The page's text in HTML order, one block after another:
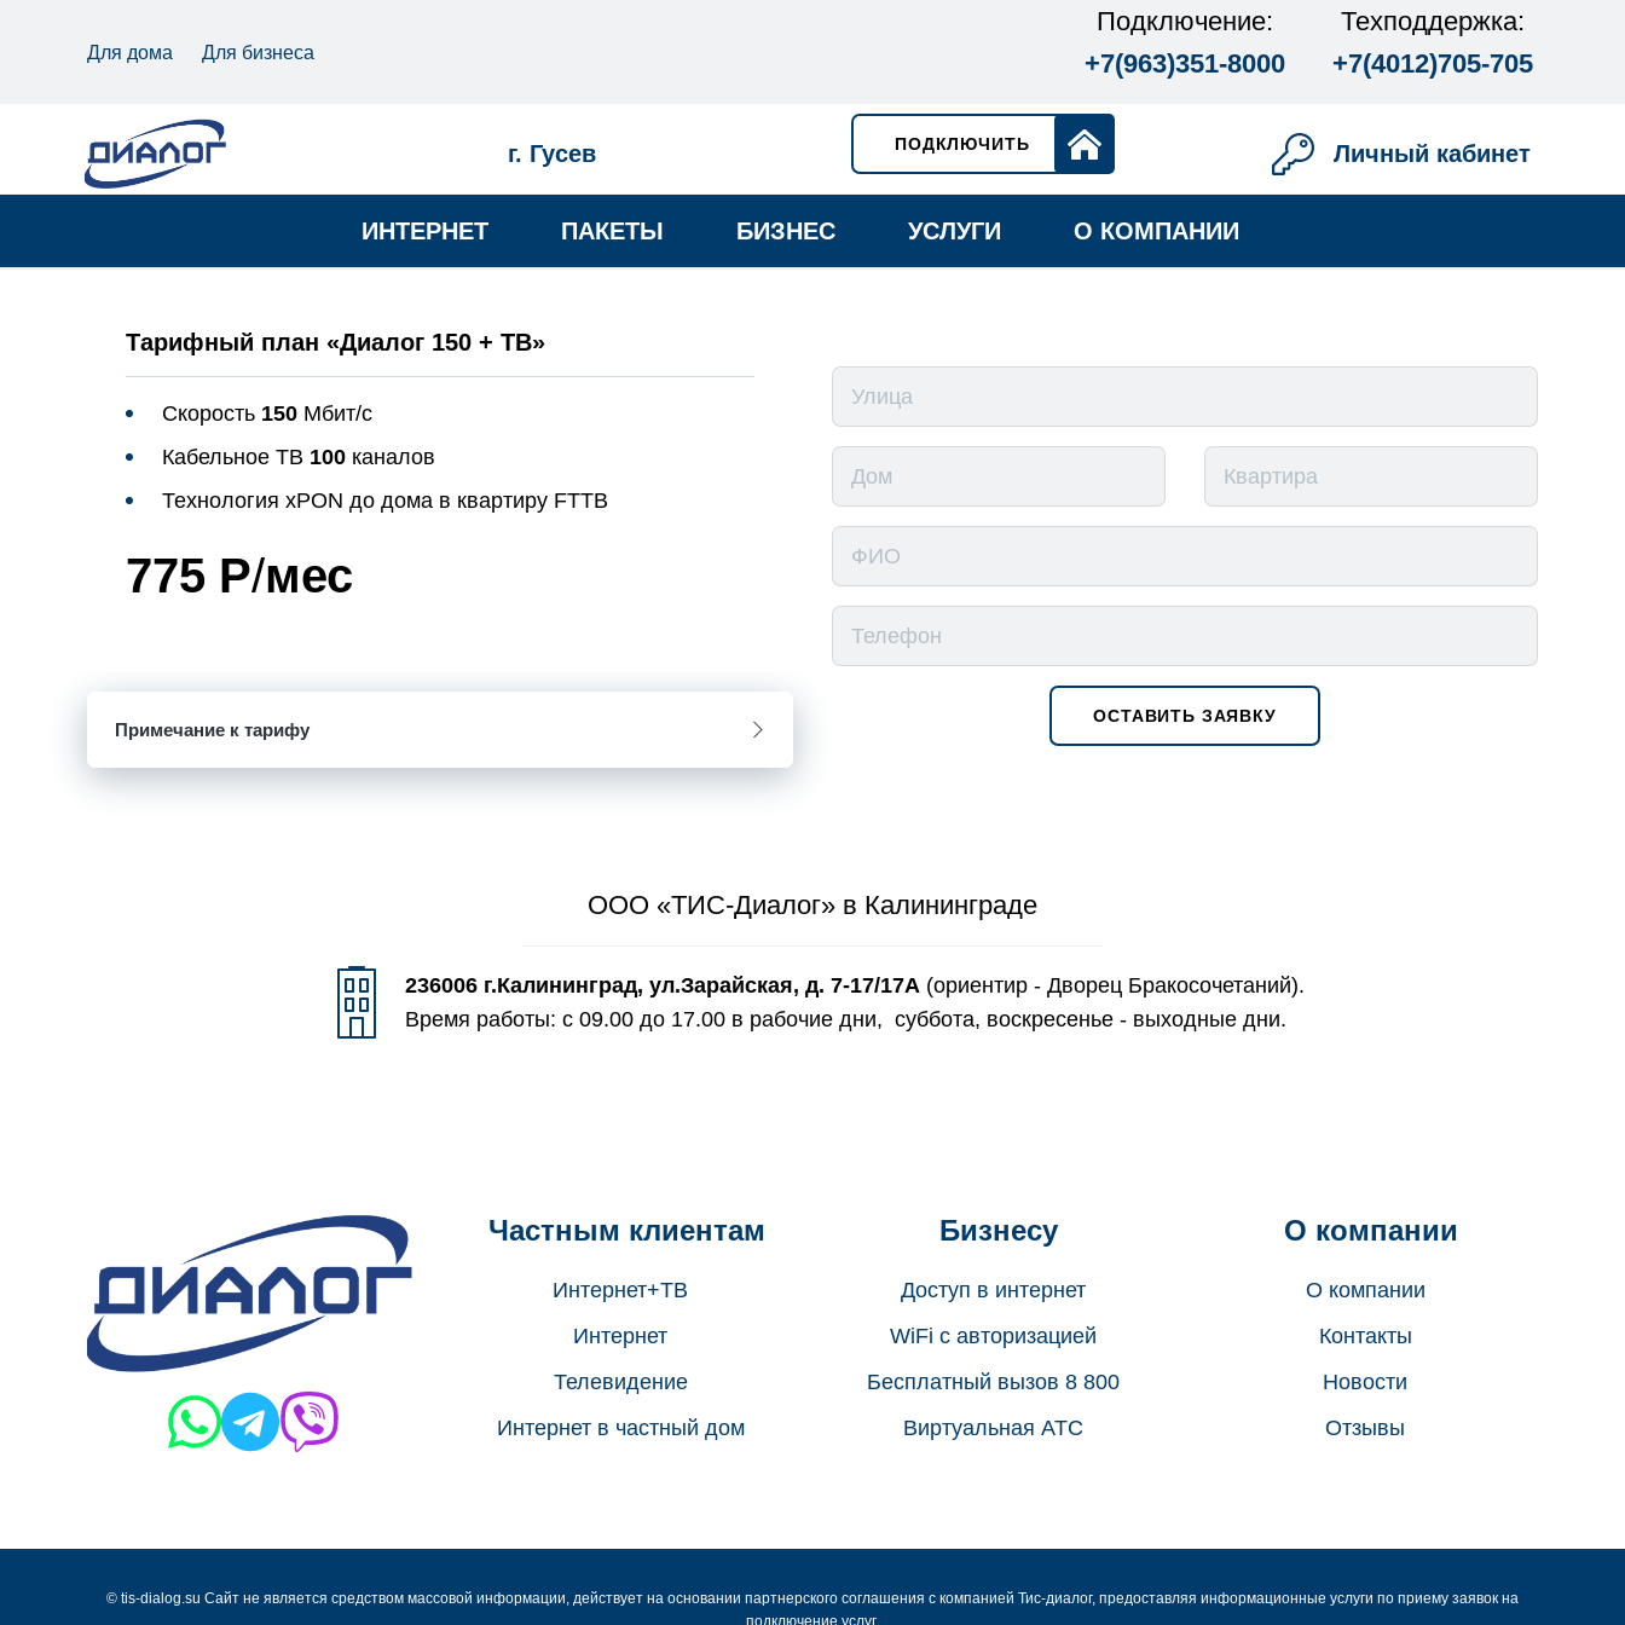
Для дома Для бизнеса
Подключение:
+7(963)351-8000
Техподдержка:
+7(4012)705-705
г. Гусев ПОДКЛЮЧИТЬ Личный кабинет
ИНТЕРНЕТ ПАКЕТЫ БИЗНЕС УСЛУГИ О КОМПАНИИ
Тарифный план «Диалог 150 + ТВ»
Скорость 150 Мбит/с
Кабельное ТВ 100 каналов
Технология xPON до дома в квартиру FTTB
775 Р/мес
Примечание к тарифу
ОСТАВИТЬ ЗАЯВКУ
ООО «ТИС-Диалог» в Калининграде
236006 г.Калининград, ул.Зарайская, д. 7-17/17А (ориентир - Дворец Бракосочетаний).
Время работы: с 09.00 до 17.00 в рабочие дни, суббота, воскресенье - выходные дни.
Частным клиентам
Интернет+ТВ
Интернет
Телевидение
Интернет в частный дом
Бизнесу
Доступ в интернет
WiFi с авторизацией
Бесплатный вызов 8 800
Виртуальная АТС
О компании
О компании
Контакты
Новости
Отзывы
© tis-dialog.su Cайт не является средством массовой информации, действует на основании партнерского соглашения с компанией Тис-диалог, предоставляя информационные услуги по приему заявок на
подключение услуг.